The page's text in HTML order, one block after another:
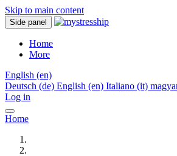
Skip to main content
Side panel
Home
More
English ‎(en)‎
Deutsch ‎(de)‎ English ‎(en)‎ Italiano ‎(it)‎
Log in
Home